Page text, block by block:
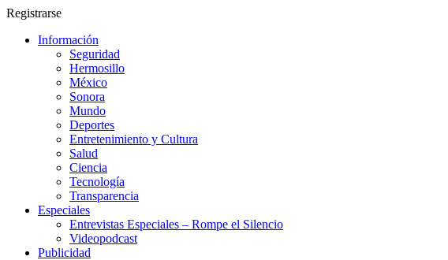
Registrarse
Información
Seguridad
Hermosillo
México
Sonora
Mundo
Deportes
Entretenimiento y Cultura
Salud
Ciencia
Tecnología
Transparencia
Especiales
Entrevistas Especiales – Rompe el Silencio
Videopodcast
Publicidad